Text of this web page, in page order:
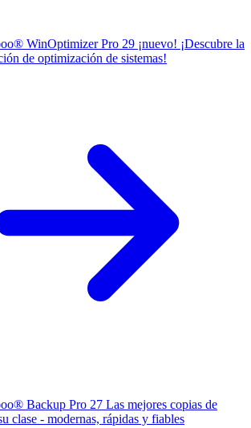
® WinOptimizer Pro 29 ¡nuevo! ¡Descubre la
de optimización de sistemas!
® Backup Pro 27 Las mejores copias de
clase - modernas, rápidas y fiables